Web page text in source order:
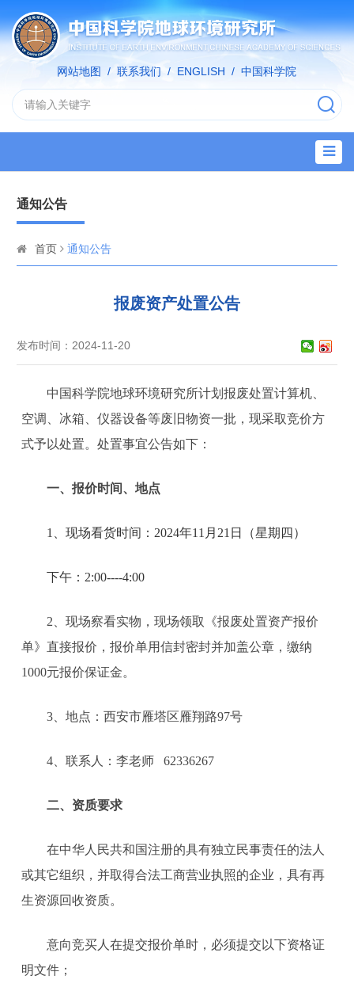
网站地图 / 联系我们 / ENGLISH / 中国科学院
通知公告
首页 通知公告
报废资产处置公告
发布时间：2024-11-20
中国科学院地球环境研究所计划报废处置计算机、
空调、冰箱、仪器设备等废旧物资一批，现采取竞价方
式予以处置。处置事宜公告如下：
一、报价时间、地点
1 、现场看货时间：2024年11月21日（星期四）
下午：2:00----4:00
2、现场察看实物，现场领取《报废处置资产报价
单》直接报价，报价单用信封密封并加盖公章，缴纳
1000元报价保证金。
3 、地点：西安市雁塔区雁翔路97号
4 、联系人：李老师 62336267
二、资质要求
在中华人民共和国注册的具有独立民事责任的法人
或其它组织，并取得合法工商营业执照的企业，具有再
生资源回收资质。
意向竞买人在提交报价单时，必须提交以下资格证
明文件；